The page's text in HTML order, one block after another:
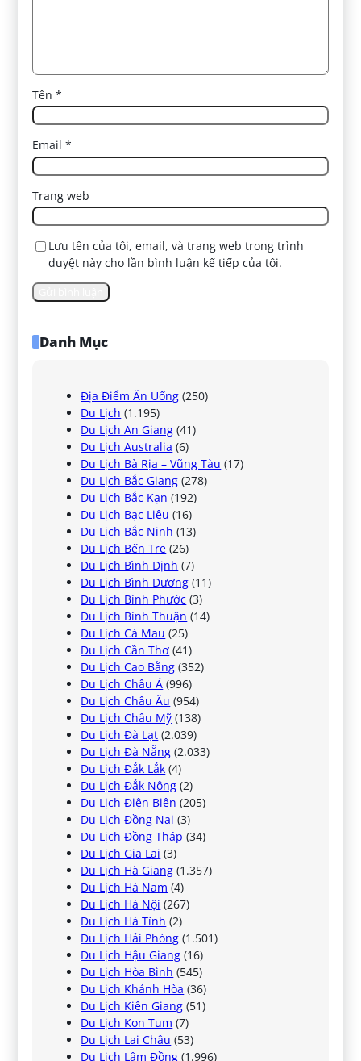
Tên*
Email*
Trang web
Lưu tên của tôi, email, và trang web trong trình
duyệt này cho lần bình luận kế tiếp của tôi.
Danh Mục
Địa Điểm Ăn Uống (250)
Du Lịch (1.195)
Du Lịch An Giang (41)
Du Lịch Australia (6)
Du Lịch Bà Rịa – Vũng Tàu (17)
Du Lịch Bắc Giang (278)
Du Lịch Bắc Kạn (192)
Du Lịch Bạc Liêu (16)
Du Lịch Bắc Ninh (13)
Du Lịch Bến Tre (26)
Du Lịch Bình Định (7)
Du Lịch Bình Dương (11)
Du Lịch Bình Phước (3)
Du Lịch Bình Thuận (14)
Du Lịch Cà Mau (25)
Du Lịch Cần Thơ (41)
Du Lịch Cao Bằng (352)
Du Lịch Châu Á (996)
Du Lịch Châu Âu (954)
Du Lịch Châu Mỹ (138)
Du Lịch Đà Lạt (2.039)
Du Lịch Đà Nẵng (2.033)
Du Lịch Đắk Lắk (4)
Du Lịch Đắk Nông (2)
Du Lịch Điện Biên (205)
Du Lịch Đồng Nai (3)
Du Lịch Đồng Tháp (34)
Du Lịch Gia Lai (3)
Du Lịch Hà Giang (1.357)
Du Lịch Hà Nam (4)
Du Lịch Hà Nội (267)
Du Lịch Hà Tĩnh (2)
Du Lịch Hải Phòng (1.501)
Du Lịch Hậu Giang (16)
Du Lịch Hòa Bình (545)
Du Lịch Khánh Hòa (36)
Du Lịch Kiên Giang (51)
Du Lịch Kon Tum (7)
Du Lịch Lai Châu (53)
Du Lịch Lâm Đồng (1.996)